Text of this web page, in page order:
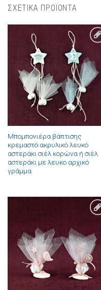
ΣΧΕΤΙΚΑ ΠΡΟΪΟΝΤΑ
Πρόσθήκη
στην λίστα
επιθυμιών
Μπομπονιέρα βάπτισης
κρεμαστό ακρυλικό λευκό
αστεράκι σιέλ κορώνα ή σιέλ
αστεράκι με λευκο αρχικό
γράμμα
στην λίστα
επιθυμιών